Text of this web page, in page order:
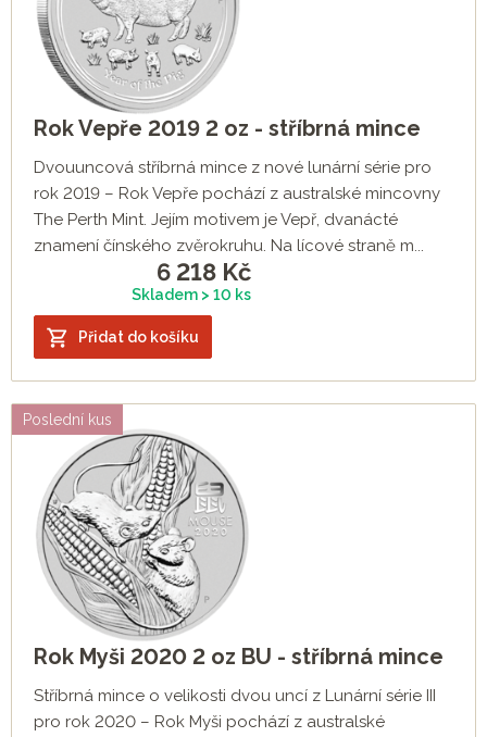
Rok Vepře 2019 2 oz - stříbrná mince
Dvouuncová stříbrná mince z nové lunární série pro
rok 2019 – Rok Vepře pochází z australské mincovny
The Perth Mint. Jejím motivem je Vepř, dvanácté
znamení čínského zvěrokruhu. Na lícové straně m...
6 218 Kč
Skladem > 10 ks
Přidat do košíku
Poslední kus
Rok Myši 2020 2 oz BU - stříbrná mince
Stříbrná mince o velikosti dvou uncí z Lunární série III
pro rok 2020 – Rok Myši pochází z australské